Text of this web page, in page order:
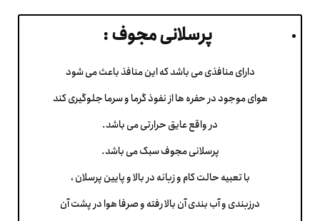
پرسلانی مجوف :
دارای منافذی می باشد که این منافذ باعث می شود
هوای موجود در حفره ها از نفوذ گرما و سرما جلوگیری کند
در واقع عایق حرارتی می باشد.
پرسلانی مجوف سبک می باشد.
با تعبیه حالت کام و زبانه در بالا و پایین پرسلان ،
درزبندی و آب بندی آن بالا رفته و صرفا هوا در پشت آن